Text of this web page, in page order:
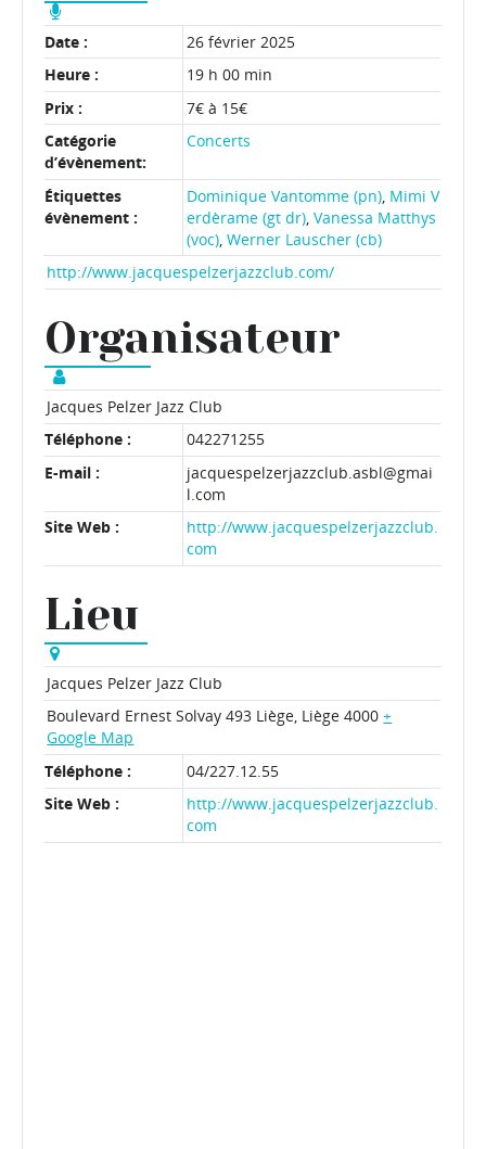
Date :
26 février 2025
Heure :
19 h 00 min
Prix :
7€ à 15€
Catégorie
d’évènement:
Concerts
Étiquettes
évènement :
Dominique Vantomme (pn) Mimi V
erdèrame (gt dr) ,Vanessa Matthys
(voc) ,Werner Lauscher (cb)
http://www.jacquespelzerjazzclub.com/
Organisateur
Jacques Pelzer Jazz Club
Téléphone :
042271255
E-mail :
jacquespelzerjazzclub.asbl@gmai
l.com
Site Web :
http://www.jacquespelzerjazzclub.
com
Lieu
Jacques Pelzer Jazz Club
Boulevard Ernest Solvay 493 Liège, Liège 4000 +
Google Map
Téléphone :
04/227.12.55
Site Web :
http://www.jacquespelzerjazzclub.
com